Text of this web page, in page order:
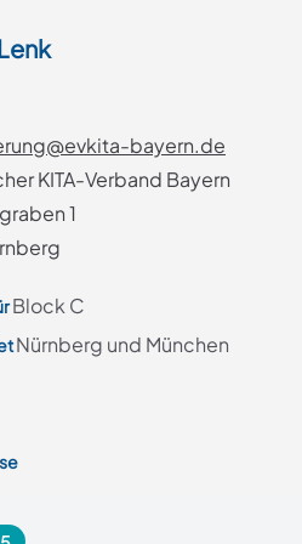
bayern.de
KITA-Verband Bayern
1
Block C
Nürnberg und München